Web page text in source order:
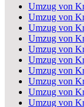
Umzug von
Umzug von
Umzug von
Umzug von
Umzug von
Umzug von
Umzug von
Umzug von
Umzug von
Umzug von